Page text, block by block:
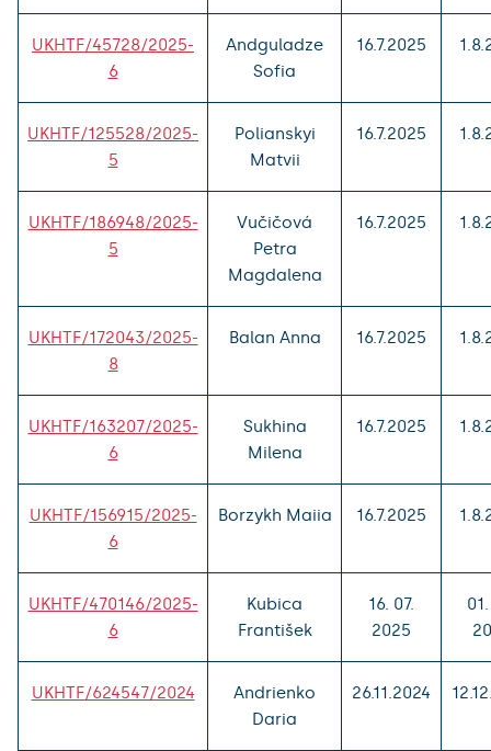
UKHTF/45728/2025-
6
Andguladze
Sofia
16.7.2025
UKHTF/125528/2025-
5
Polianskyi
Matvii
16.7.2025
UKHTF/186948/2025-
5
Vučičová
Petra
Magdalena
16.7.2025
UKHTF/172043/2025-
8
Balan Anna 16.7.2025
UKHTF/163207/2025-
6
Sukhina
Milena
16.7.2025
UKHTF/156915/2025-
6
Borzykh Maiia 16.7.2025
UKHTF/470146/2025-
6
Kubica
František
16. 07.
2025
UKHTF/624547/2024
Andrienko
Daria
26.11.2024